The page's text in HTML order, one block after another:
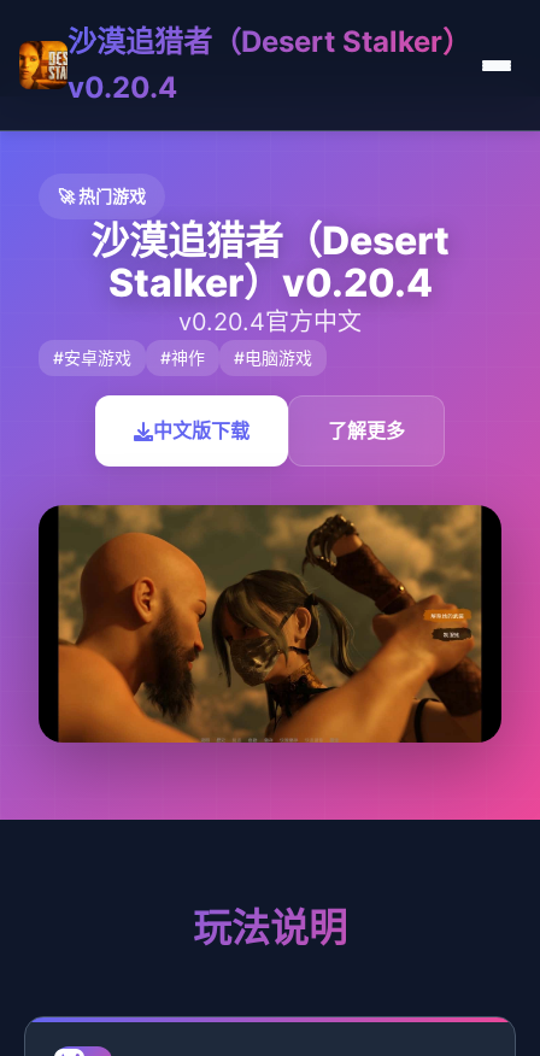
沙漠追猎者（Desert Stalker）
v0.20.4
🚀 热门游戏
沙漠追猎者（Desert
Stalker）v0.20.4
v0.20.4官方中文
#安卓游戏 #神作 #电脑游戏
中文版下载 了解更多
玩法说明